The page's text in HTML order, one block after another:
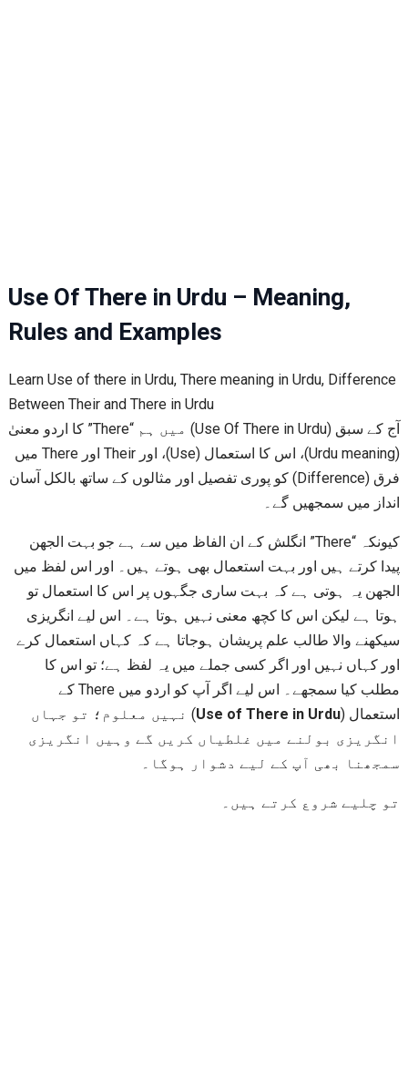
Use Of There in Urdu – Meaning,
Rules and Examples
Learn Use of there in Urdu, There meaning in Urdu, Difference
Between Their and There in Urdu
آج کے سبق (Use Of There in Urdu) میں ہم “There” کا اردو معنیٰ
(Urdu meaning)، اس کا استعمال (Use)، اور Their اور There میں
فرق (Difference) کو پوری تفصیل اور مثالوں کے ساتھ بالکل آسان
انداز میں سمجھیں گے۔
کیونکہ “There” انگلش کے ان الفاظ میں سے ہے جو بہت الجھن
پیدا کرتے ہیں اور بہت استعمال بھی ہوتے ہیں۔ اور اس لفظ میں
الجھن یہ ہوتی ہے کہ بہت ساری جگہوں پر اس کا استعمال تو
ہوتا ہے لیکن اس کا کچھ معنی نہیں ہوتا ہے۔ اس لیے انگریزی
سیکھنے والا طالب علم پریشان ہوجاتا ہے کہ کہاں استعمال کرے
اور کہاں نہیں اور اگر کسی جملے میں یہ لفظ ہے؛ تو اس کا
مطلب کیا سمجھے۔ اس لیے اگر آپ کو اردو میں There کے
استعمال (Use of There in Urdu) نہیں معلوم؛ تو جہاں
انگریزی بولنے میں غلطیاں کریں گے وہیں انگریزی
سمجھنا بھی آپ کے لیے دشوار ہوگا۔
تو چلیے شروع کرتے ہیں۔